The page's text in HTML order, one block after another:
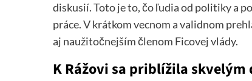
diskusií. Toto je to, čo ľudia od politiky a
práce. V krátkom vecnom a validnom
aj naužitočnejším členom Ficovej vlády.
K Rážovi sa priblížila